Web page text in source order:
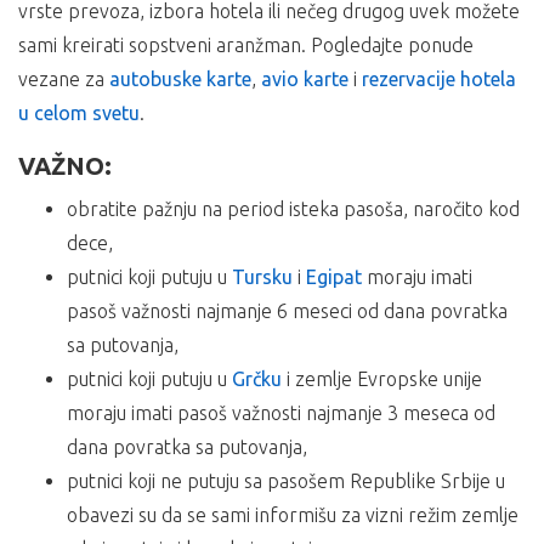
iz NOVOG SADA u 17:30h sa parkinga kod BIG-a –
doplata 2500,00 din po osobi /SIGURAN POLAZAK/;
sa autoputa kod STARE PAZOVE u 18h PETROL pumpa –
putnika u autobus koji koriste paket aranžman.
ARANŽMAN OBUHVATA:
Vanlinijski prevoz autobusom na relaciji Beograd –
Halkidiki – Beograd,
boravak od 10 noćenja u odabranom objektu sa
uslugom po izboru,
troškove organizacije putovanja i usluge predstavnika
agencije organizatora putovanja ili inopartnera za
ARANŽMAN NE OBUHVATA:
Polisu Međunarodnog putnog zdravstveno osiguranja,
vrste prevoza, izbora hotela ili nečeg drugog uvek možete
sami kreirati sopstveni aranžman. Pogledajte ponude
vezane za autobuske karte, avio karte i rezervacije hotela
u celom svetu.
VAŽNO:
obratite pažnju na period isteka pasoša, naročito kod
dece,
putnici koji putuju u Tursku i Egipat moraju imati
pasoš važnosti najmanje 6 meseci od dana povratka
sa putovanja,
putnici koji putuju u Grčku i zemlje Evropske unije
moraju imati pasoš važnosti najmanje 3 meseca od
dana povratka sa putovanja,
putnici koji ne putuju sa pasošem Republike Srbije u
obavezi su da se sami informišu za vizni režim zemlje